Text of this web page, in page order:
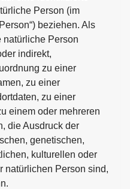
Person (im
beziehen. Als
natürliche Person
indirekt,
zu einer
zu einer
zu einer
einem oder mehreren
die Ausdruck der
genetischen,
kulturellen oder
natürlichen Person sind,